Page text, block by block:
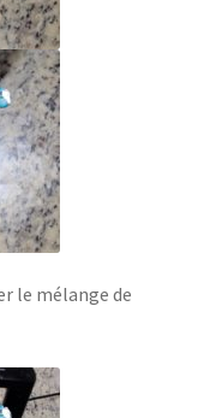
le mélange de